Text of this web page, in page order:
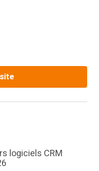
logiciels CRM